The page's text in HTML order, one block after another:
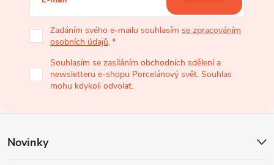
í
Zadáním svého e-mailu souhlasím se zpracováním
osobních údajů.
Souhlasím se zasíláním obchodních sdělení a
newsletteru e-shopu Porcelánový svět. Souhlas
mohu kdykoli odvolat.
Novinky